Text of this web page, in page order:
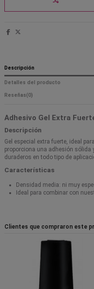
Descripción
Detalles del producto
Reseñas(0)
Adhesivo Gel Extra
Descripción
Gel especial extra fuerte, ideal
proporciona una adhesión
duraderos en todo tipo de
Características
Densidad media: ni muy
Ideal para combinar con
Clientes que compraron este